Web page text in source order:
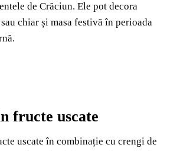
de Crăciun. Ele pot decora
chiar și masa festivă în perioada
fructe uscate
uscate în combinație cu crengi de